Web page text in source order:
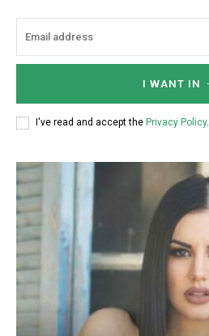
I WANT IN
I've read and accept the Privacy Policy.